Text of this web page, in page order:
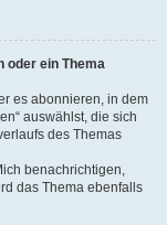
oder ein Thema
es abonnieren, in dem
auswählst, die sich
des Themas
benachrichtigen,
das Thema ebenfalls